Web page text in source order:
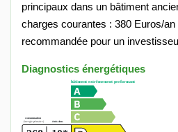
principaux dans un bâtiment
charges courantes : 380 Euros/an
recommandée pour un
Diagnostics énergétiques